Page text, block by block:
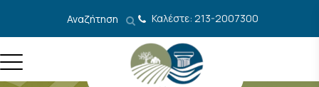
Αναζήτηση Καλέστε: 213-2007300